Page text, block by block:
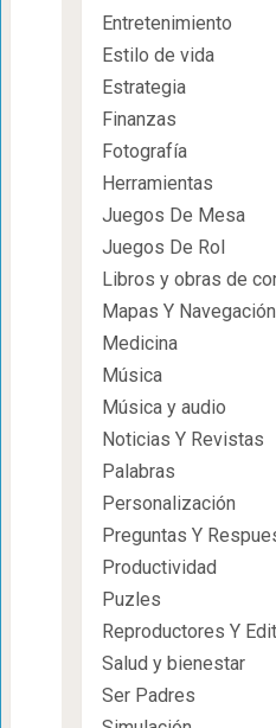
Entretenimiento
Estilo de vida
Estrategia
Finanzas
Fotografía
Herramientas
Juegos De Mesa
Juegos De Rol
Libros y obras de
Mapas Y Navegación
Medicina
Música
Música y audio
Noticias Y Revistas
Palabras
Personalización
Preguntas Y
Productividad
Puzles
Reproductores Y
Salud y bienestar
Ser Padres